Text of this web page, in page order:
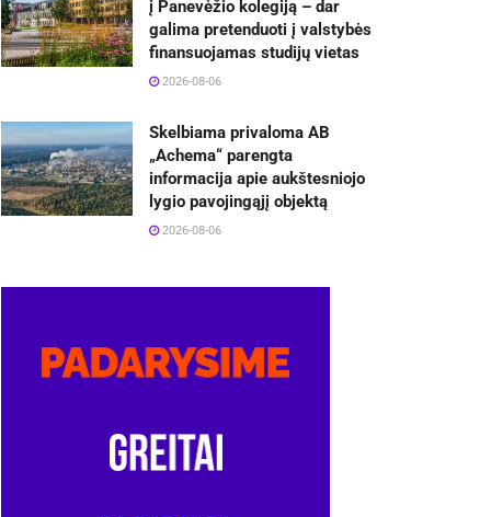
į Panevėžio kolegiją – dar
galima pretenduoti į valstybės
finansuojamas studijų vietas
2026-08-06
Skelbiama privaloma AB
„Achema“ parengta
informacija apie aukštesniojo
lygio pavojingąjį objektą
2026-08-06